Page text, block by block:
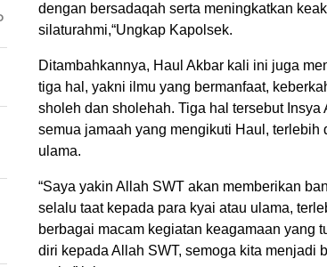
dengan bersadaqah serta meningkatkan
silaturahmi,“Ungkap Kapolsek.
Ditambahkannya, Haul Akbar kali ini juga
tiga hal, yakni ilmu yang bermanfaat,
sholeh dan sholehah. Tiga hal tersebut
semua jamaah yang mengikuti Haul, terlebih
ulama.
“Saya yakin Allah SWT akan memberikan
selalu taat kepada para kyai atau ulama,
berbagai macam kegiatan keagamaan yang
diri kepada Allah SWT, semoga kita menjadi